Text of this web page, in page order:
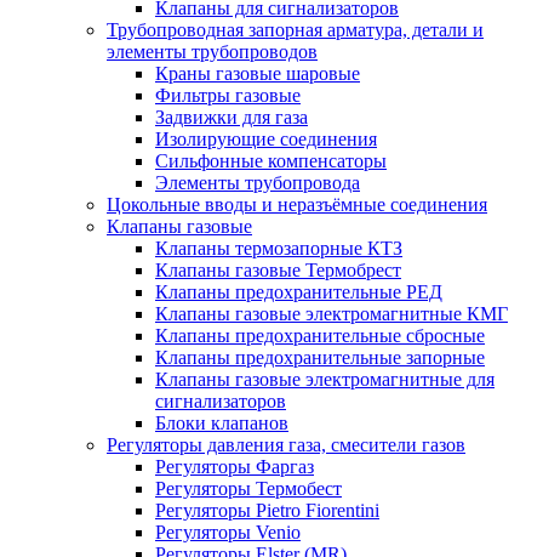
Клапаны для сигнализаторов
Трубопроводная запорная арматура, детали и
элементы трубопроводов
Краны газовые шаровые
Фильтры газовые
Задвижки для газа
Изолирующие соединения
Сильфонные компенсаторы
Элементы трубопровода
Цокольные вводы и неразъёмные соединения
Клапаны газовые
Клапаны термозапорные КТЗ
Клапаны газовые Термобрест
Клапаны предохранительные РЕД
Клапаны газовые электромагнитные КМГ
Клапаны предохранительные сбросные
Клапаны предохранительные запорные
Клапаны газовые электромагнитные для
сигнализаторов
Блоки клапанов
Регуляторы давления газа, смесители газов
Регуляторы Фаргаз
Регуляторы Термобест
Регуляторы Pietro Fiorentini
Регуляторы Venio